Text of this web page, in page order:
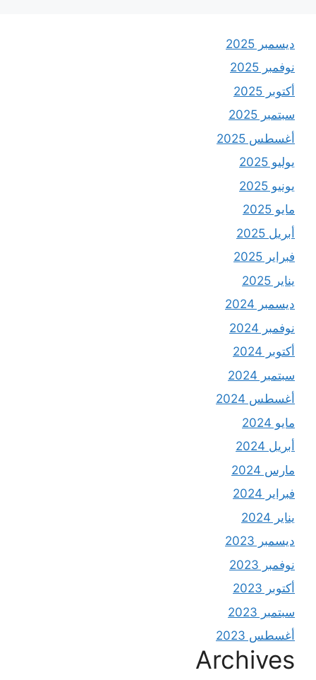
ديسمبر 2025
نوفمبر 2025
أكتوبر 2025
سبتمبر 2025
أغسطس 2025
يوليو 2025
يونيو 2025
مايو 2025
أبريل 2025
فبراير 2025
يناير 2025
ديسمبر 2024
نوفمبر 2024
أكتوبر 2024
سبتمبر 2024
أغسطس 2024
مايو 2024
أبريل 2024
مارس 2024
فبراير 2024
يناير 2024
ديسمبر 2023
نوفمبر 2023
أكتوبر 2023
سبتمبر 2023
أغسطس 2023
Archives